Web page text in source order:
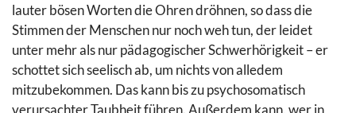
lauter bösen Worten die Ohren dröhnen, so dass die
Stimmen der Menschen nur noch weh tun, der leidet
unter mehr als nur pädagogischer Schwerhörigkeit – er
schottet sich seelisch ab, um nichts von alledem
mitzubekommen. Das kann bis zu psychosomatisch
verursachter Taubheit führen. Außerdem kann, wer in